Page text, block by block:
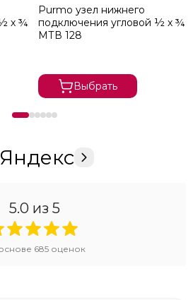
х ¾
Purmo узел нижнего
подключения угловой ½ х ¾
МТВ 128
Выбрать
5.0 из 5
685оценок